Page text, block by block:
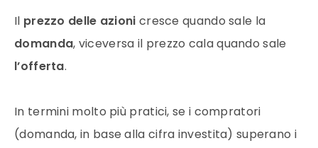
Il prezzo delle azioni cresce quando sale la
domanda, viceversa il prezzo cala quando sale
l’offerta.
In termini molto più pratici, se i compratori
(domanda, in base alla cifra investita) superano i